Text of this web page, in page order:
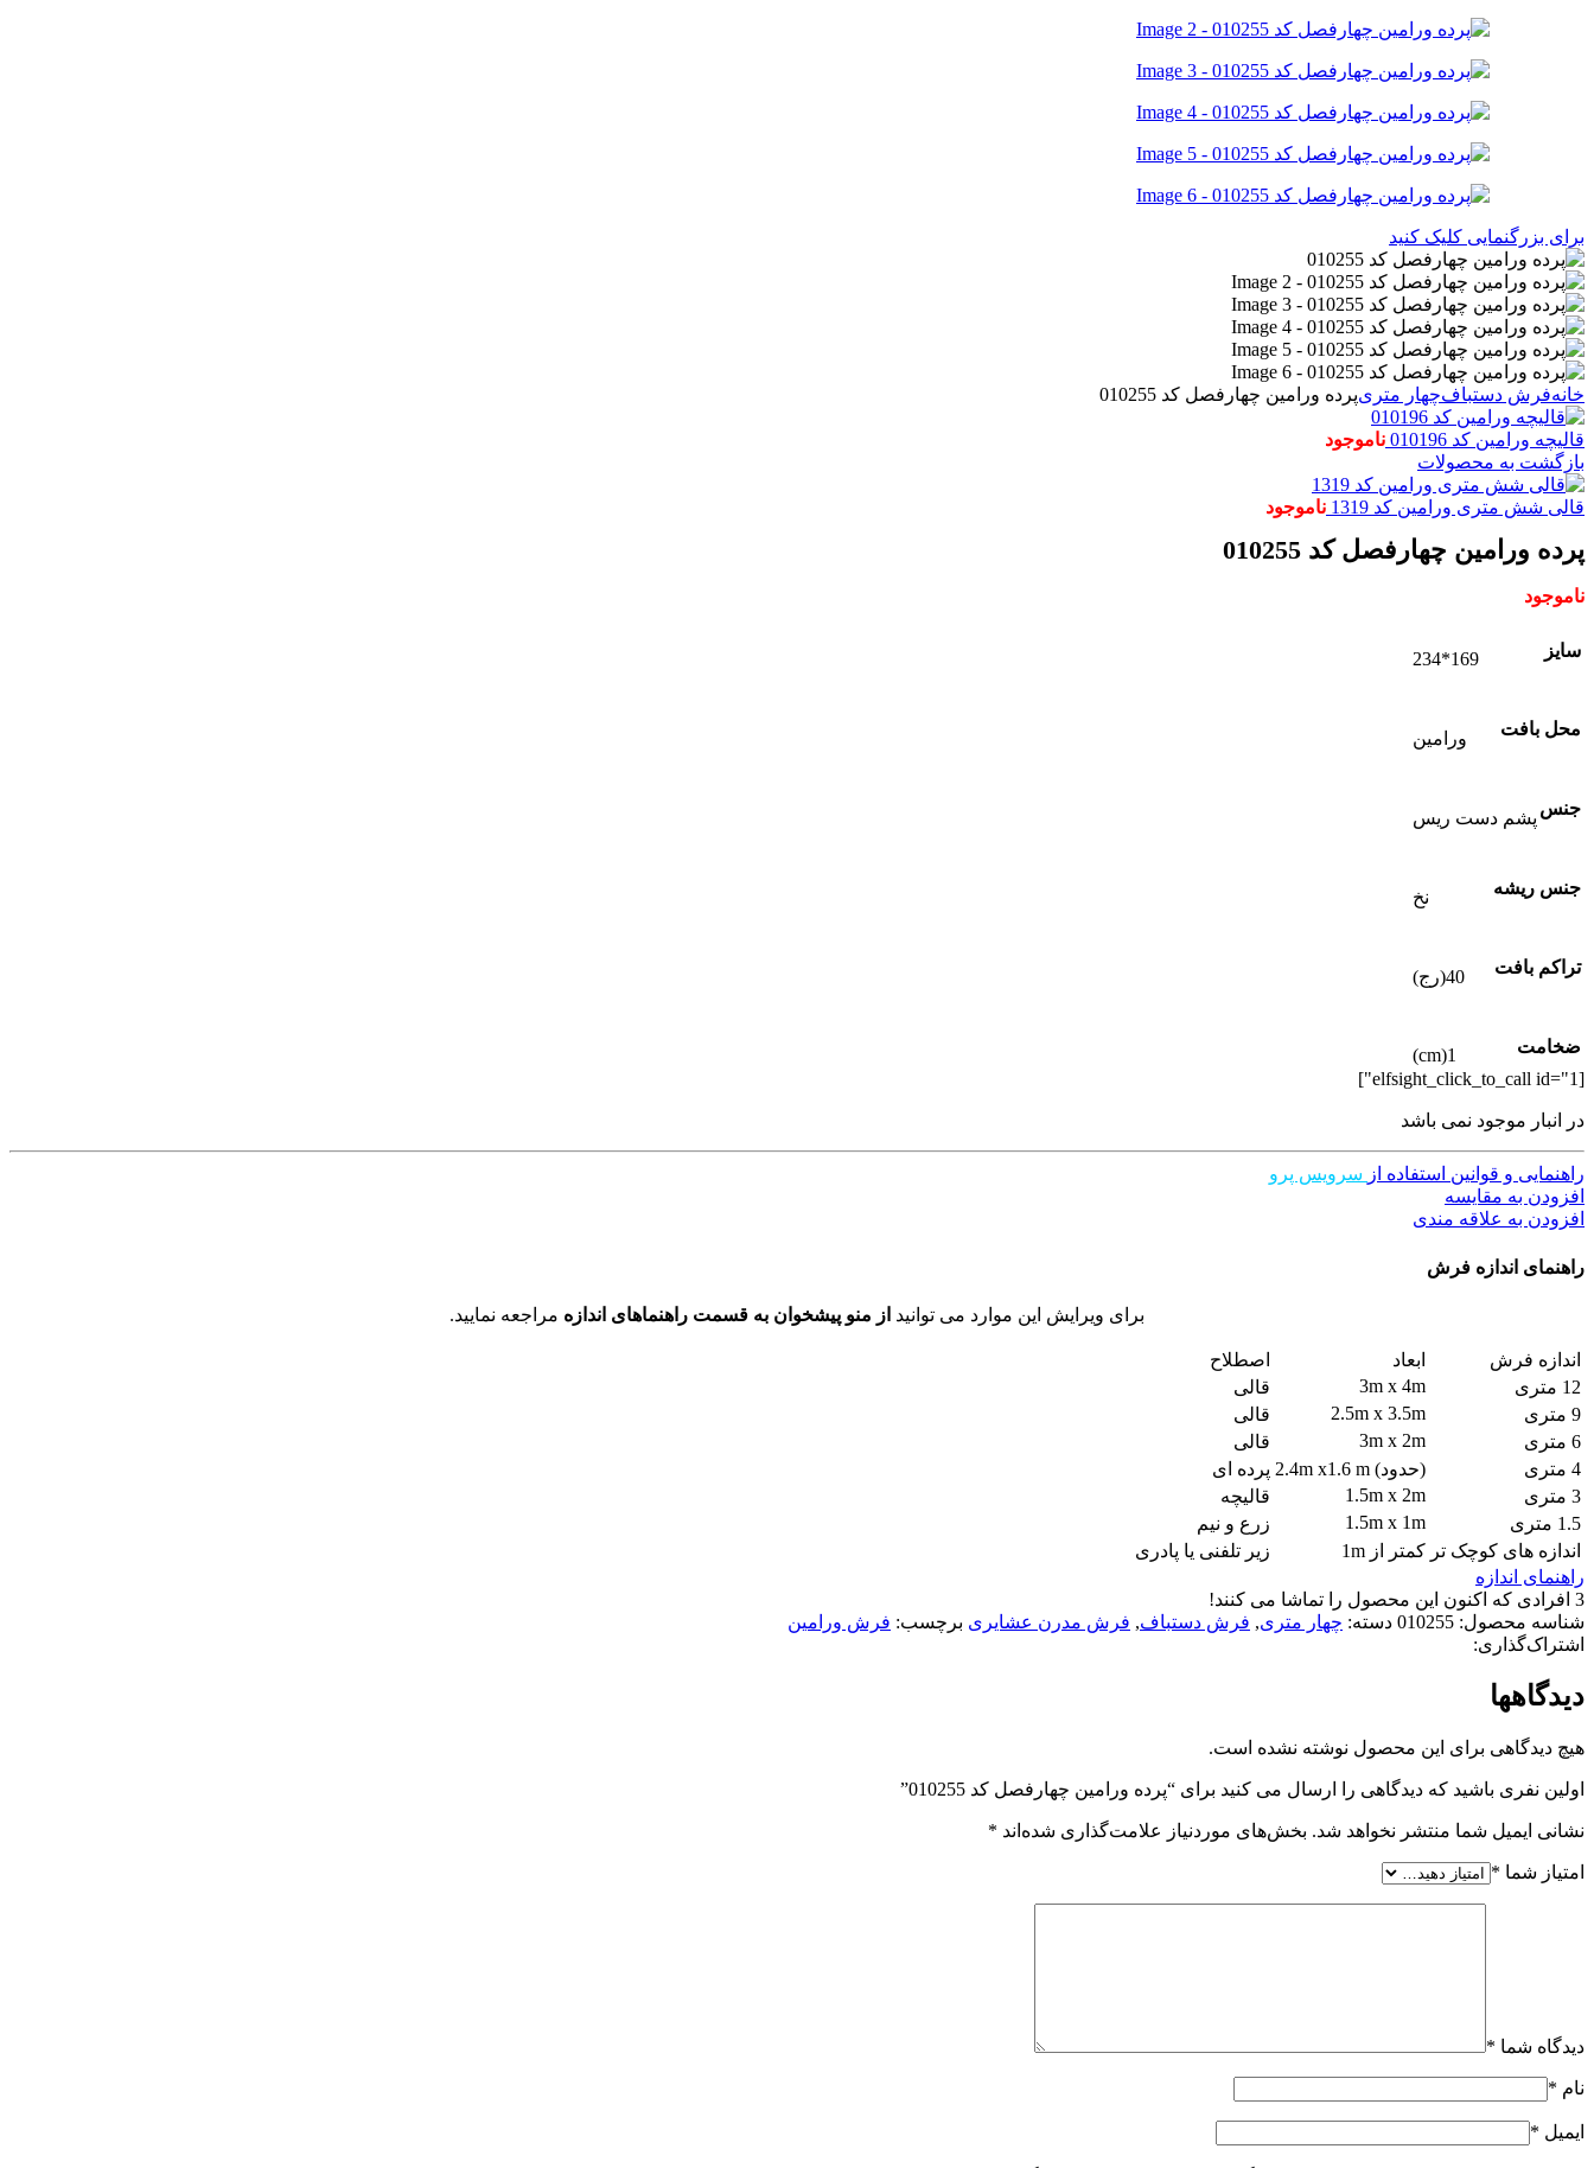
برای بزرگنمایی کلیک کنید
خانهفرش دستبافچهار متریپرده ورامین چهارفصل کد 010255
قالیچه ورامین کد 010196
ناموجود
بازگشت به محصولات
قالی شش متری ورامین کد 1319 ناموجود
پرده ورامین چهارفصل کد 010255
ناموجود
سایز 169*234
محل بافت ورامین
جنس پشم دست ریس
جنس ریشه نخ
تراکم بافت 40(رج)
ضخامت
1(cm)
[elfsight_click_to_call id="1"]
در انبار موجود نمی باشد
راهنمایی و قوانین استفاده از سرویس پرو
افزودن به مقایسه
افزودن به علاقه مندی
راهنمای اندازه فرش
برای ویرایش این موارد می توانید از منو پیشخوان به قسمت راهنماهای اندازه مراجعه نمایید.
اندازه فرش ابعاد
اصطلاح
12 متری
3m x 4m
قالی
9 متری
2.5m x 3.5m
قالی
6 متری
3m x 2m
قالی
4 متری
(حدود) 2.4m x1.6 m
پرده ای
3 متری
1.5m x 2m
قالیچه
1.5 متری
1.5m x 1m
زرع و نیم
اندازه های کوچک تر کمتر از 1m
زیر تلفنی یا پادری
راهنمای اندازه
3 افرادی که اکنون این محصول را تماشا می کنند!
شناسه محصول: 010255 دسته: چهار متری, فرش دستباف, فرش مدرن عشایری برچسب: فرش ورامین
اشتراک‌گذاری:
دیدگاهها
هیچ دیدگاهی برای این محصول نوشته نشده است.
اولین نفری باشید که دیدگاهی را ارسال می کنید برای “پرده ورامین چهارفصل کد 010255”
نشانی ایمیل شما منتشر نخواهد شد. بخش‌های موردنیاز علامت‌گذاری شده‌اند *
امتیاز شما *
دیدگاه شما *
نام *
ایمیل *